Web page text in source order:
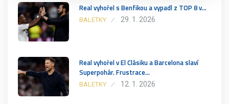
Real vyhořel s Benfikou a vypadl z TOP 8 v…
BALETKY 29. 1. 2026
Real vyhořel v El Clásiku a Barcelona slaví
Superpohár. Frustrace…
BALETKY 12. 1. 2026